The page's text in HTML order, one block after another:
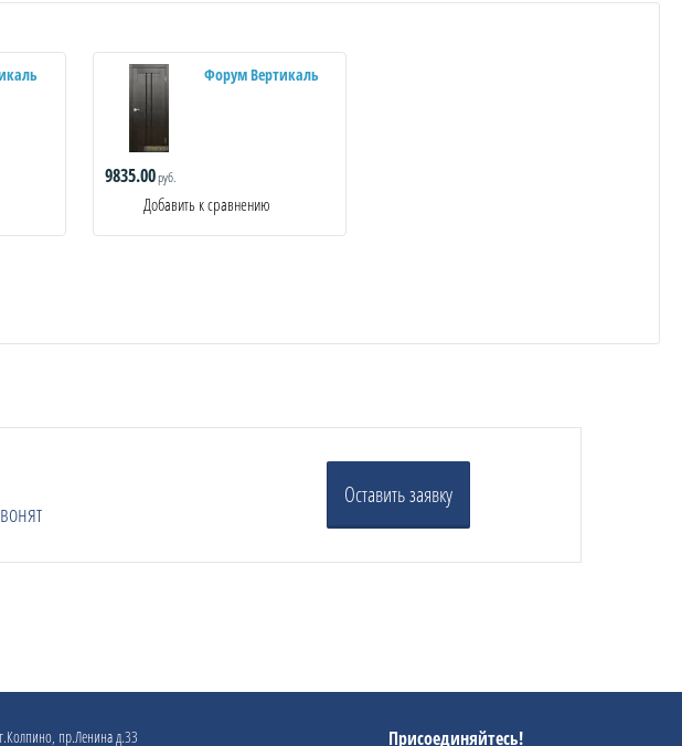
Форум Вертикаль
9835.00руб.
Добавить к сравнению
Оставить заявку
г.Колпино, пр.Ленина д.33 Присоединяйтесь!